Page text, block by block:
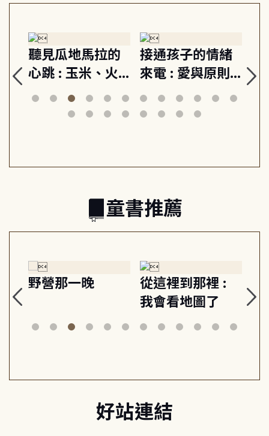
聽見瓜地馬拉的
心跳 : 玉米、火
山與信仰, 外交官
筆下的現代馬雅
接通孩子的情緒
來電 : 愛與原則,
建立教養的安定
節奏 22個行動練
關
童書推薦
野營那一晚
從這裡到那裡 :
我會看地圖了
美
好站連結